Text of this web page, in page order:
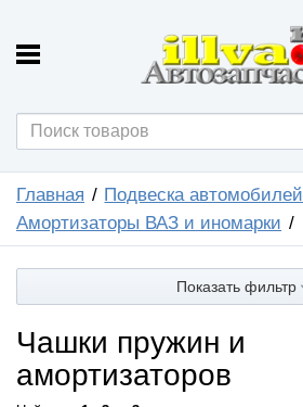
Главная
Подвеска автомобилей
Амортизаторы ВАЗ и иномарки
Показать фильтр
Чашки пружин и
амортизаторов